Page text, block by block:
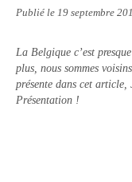
Publié le 19 septembre
La Belgique c’est
plus, nous sommes
présente dans cet
Présentation !